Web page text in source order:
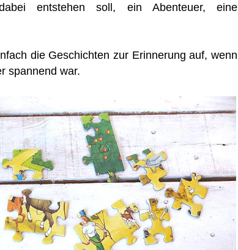
entstehen soll, ein Abenteuer, eine
die Geschichten zur Erinnerung auf, wenn
spannend war.